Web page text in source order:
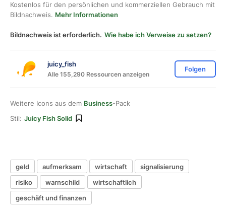
Kostenlos für den persönlichen und kommerziellen Gebrauch mit
Bildnachweis. Mehr Informationen
Bildnachweis ist erforderlich. Wie habe ich Verweise zu setzen?
juicy_fish
Alle 155,290 Ressourcen anzeigen
Folgen
Weitere Icons aus dem Business-Pack
Stil: Juicy Fish Solid
geld aufmerksam wirtschaft
signalisierung
risiko
warnschild
wirtschaftlich
geschäft und finanzen